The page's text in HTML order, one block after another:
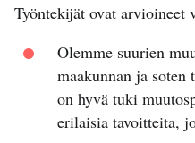
Työntekijät ovat arvioineet
Olemme suurien
maakunnan ja soten
on hyvä tuki
erilaisia tavoitteita,